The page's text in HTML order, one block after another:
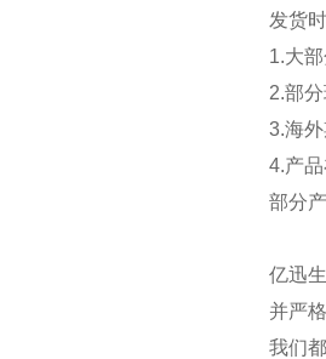
发货
1.大
2.部
3.海
4.产
部分
亿迅
并严
我们